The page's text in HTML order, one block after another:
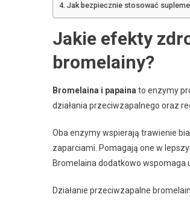
Jak bezpiecznie stosować
Jakie efekty
bromelainy?
Bromelaina i papainato enzymy
działania przeciwzapalnego oraz
Oba enzymy wspierają trawienie
zaparciami. Pomagają one w
Bromelaina dodatkowo
Działanie przeciwzapalne